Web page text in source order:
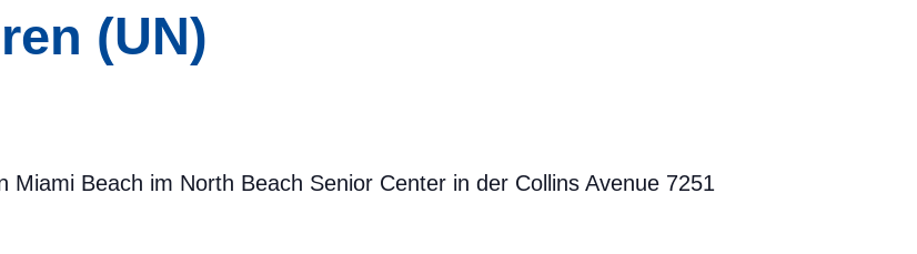
(UN)
Miami Beach im North Beach Senior Center in der Collins Avenue 7251